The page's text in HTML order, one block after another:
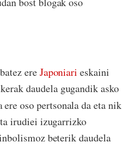
ereJaponiari eskaini
daudela gugandik asko
oso pertsonala da eta nik
irudiei izugarrizko
beterik daudela